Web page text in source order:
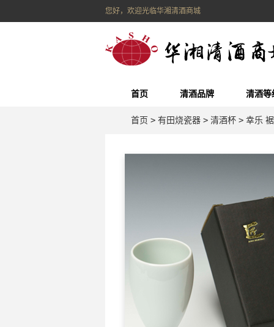
您好，欢迎光临华湘清酒商城
首页 清酒品牌 清酒等
首页 > 有田烧瓷器 > 清酒杯 > 幸乐